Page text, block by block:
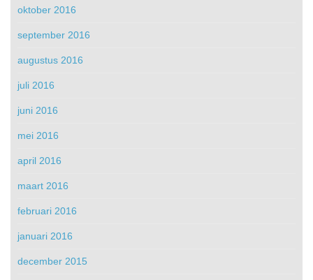
oktober 2016
september 2016
augustus 2016
juli 2016
juni 2016
mei 2016
april 2016
maart 2016
februari 2016
januari 2016
december 2015